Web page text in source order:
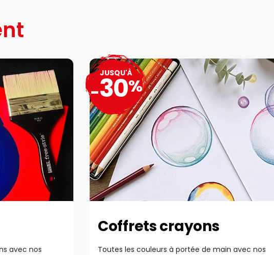
avec nos
Coffrets crayons
Toutes les couleurs à portée de main avec nos
JUSQU'À
-30%